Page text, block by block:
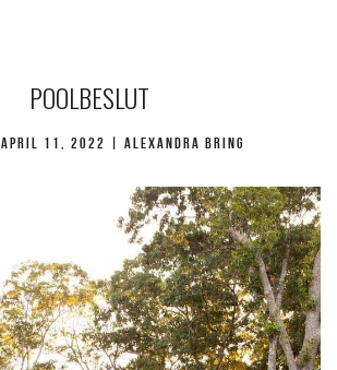
POOLBESLUT
april 11, 2022 | Alexandra Bring